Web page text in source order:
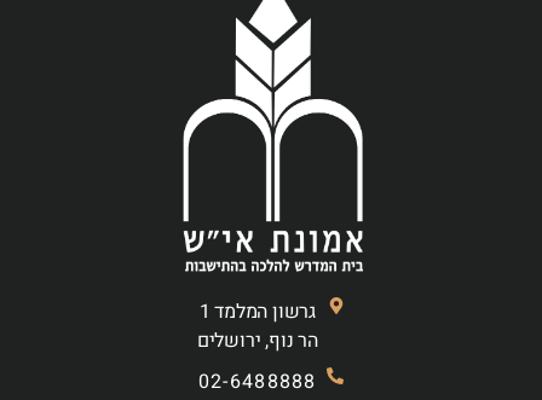
גרשון המלמד 1
הר נוף, ירושלים
02-6488888